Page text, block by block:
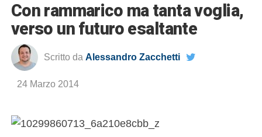
Con rammarico ma tanta voglia,
verso un futuro esaltante
Scritto da Alessandro Zacchetti
24 Marzo 2014